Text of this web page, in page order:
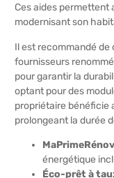
Ces aides permettent
modernisant son
Il est recommandé
fournisseurs
pour garantir la
optant pour des
propriétaire bénéficie
prolongeant la durée
énergétique
Éco-prêt à